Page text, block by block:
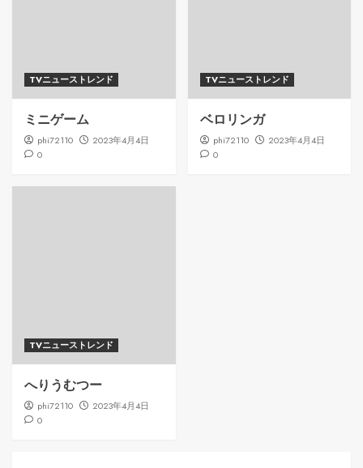
TVニューストレンド
ミニゲーム
phi72110
2023年4月4日
0
TVニューストレンド
ベロリンガ
phi72110
2023年4月4日
0
TVニューストレンド
へりうむつー
phi72110
2023年4月4日
0